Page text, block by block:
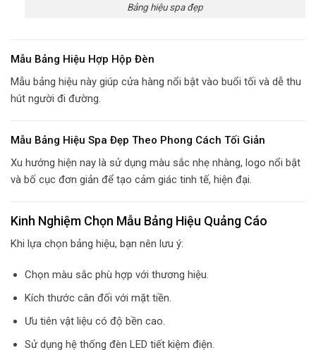
Bảng hiệu spa đẹp
Mẫu Bảng Hiệu Hợp Hộp Đèn
Mẫu bảng hiệu này giúp cửa hàng nổi bật vào buổi tối và dễ thu
hút người đi đường.
Mẫu Bảng Hiệu Spa Đẹp Theo Phong Cách Tối Giản
Xu hướng hiện nay là sử dụng màu sắc nhẹ nhàng, logo nổi bật
và bố cục đơn giản để tạo cảm giác tinh tế, hiện đại.
Kinh Nghiệm Chọn Mẫu Bảng Hiệu Quảng Cáo
Khi lựa chọn bảng hiệu, bạn nên lưu ý:
Chọn màu sắc phù hợp với thương hiệu.
Kích thước cân đối với mặt tiền.
Ưu tiên vật liệu có độ bền cao.
Sử dụng hệ thống đèn LED tiết kiệm điện.